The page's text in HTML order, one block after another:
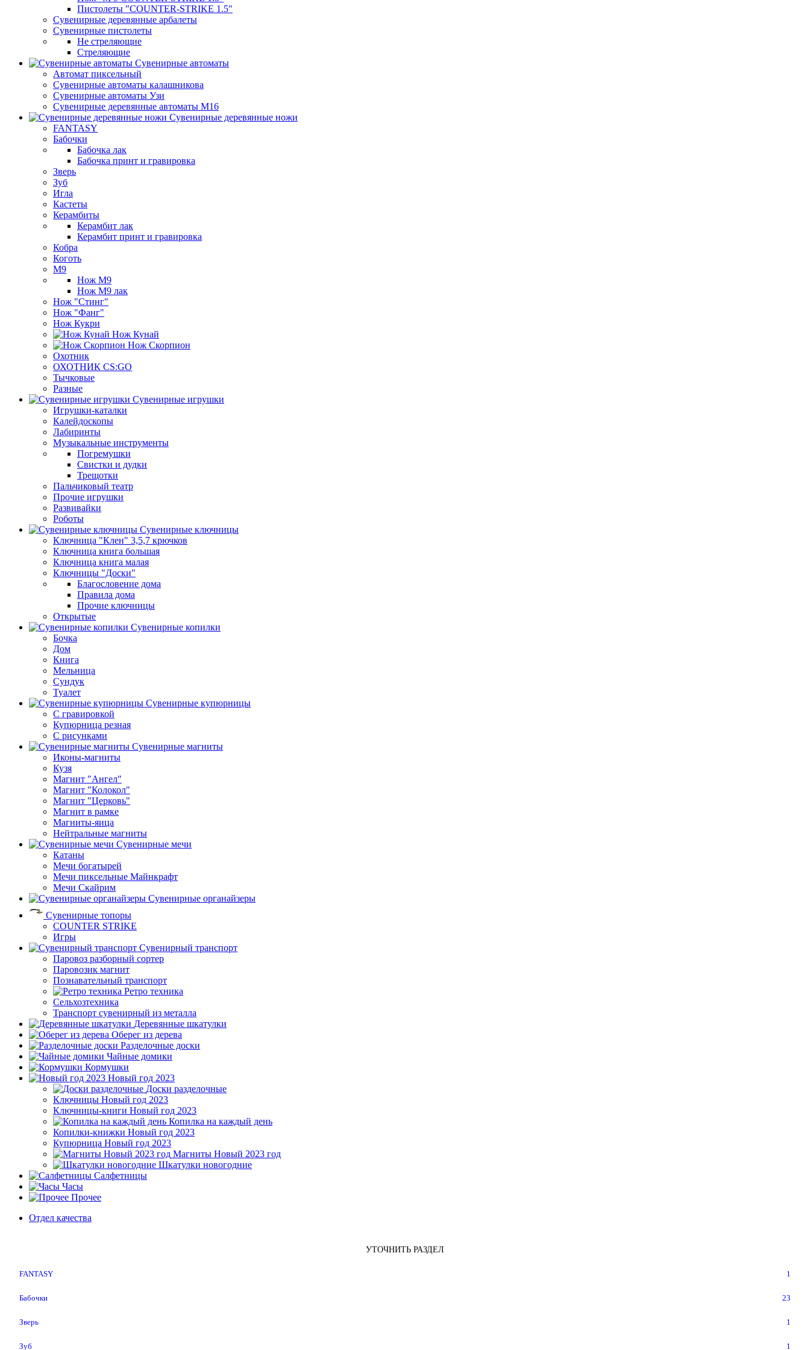
Пистолеты "COUNTER-STRIKE 1.5"
Сувенирные деревянные арбалеты
Сувенирные пистолеты
Не стреляющие
Стреляющие
Сувенирные автоматы
Автомат пиксельный
Сувенирные автоматы калашникова
Сувенирные автоматы Узи
Сувенирные деревянные автоматы М16
Сувенирные деревянные ножи
FANTASY
Бабочки
Бабочка лак
Бабочка принт и гравировка
Зверь
Зуб
Игла
Кастеты
Керамбиты
Керамбит лак
Керамбит принт и гравировка
Кобра
Коготь
М9
Нож М9
Нож М9 лак
Нож "Стинг"
Нож "Фанг"
Нож Кукри
Нож Кунай
Нож Скорпион
Охотник
ОХОТНИК CS:GO
Тычковые
Разные
Сувенирные игрушки
Игрушки-каталки
Калейдоскопы
Лабиринты
Музыкальные инструменты
Погремушки
Свистки и дудки
Трещотки
Пальчиковый театр
Прочие игрушки
Развивайки
Роботы
Сувенирные ключницы
Ключница "Клен" 3,5,7 крючков
Ключница книга большая
Ключница книга малая
Ключницы "Доски"
Благословение дома
Правила дома
Прочие ключницы
Открытые
Сувенирные копилки
Бочка
Дом
Книга
Мельница
Сундук
Туалет
Сувенирные купюрницы
C гравировкой
Купюрница резная
С рисунками
Сувенирные магниты
Иконы-магниты
Кузя
Магнит "Ангел"
Магнит "Колокол"
Магнит "Церковь"
Магнит в рамке
Магниты-яица
Нейтральные магниты
Сувенирные мечи
Катаны
Мечи богатырей
Мечи пиксельные Майнкрафт
Мечи Скайрим
Сувенирные органайзеры
Сувенирные топоры
COUNTER STRIKE
Игры
Сувенирный транспорт
Паровоз разборный сортер
Паровозик магнит
Познавательный транспорт
Ретро техника
Сельхозтехника
Транспорт сувенирный из металла
Деревянные шкатулки
Оберег из дерева
Разделочные доски
Чайные домики
Кормушки
Новый год 2023
Доски разделочные
Ключницы Новый год 2023
Ключницы-книги Новый год 2023
Копилка на каждый день
Копилки-книжки Новый год 2023
Купюрница Новый год 2023
Магниты Новый 2023 год
Шкатулки новогодние
Салфетницы
Часы
Прочее
Отдел качества
УТОЧНИТЬ РАЗДЕЛ
FANTASY 1
Бабочки 23
Зверь 1
Зуб 1